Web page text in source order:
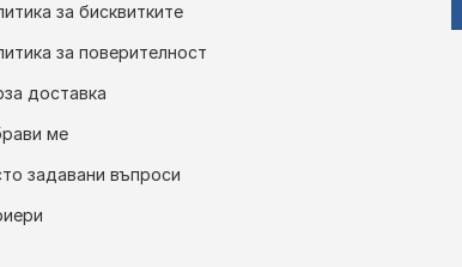
за бисквитките
за поверителност
доставка
ме
задавани въпроси